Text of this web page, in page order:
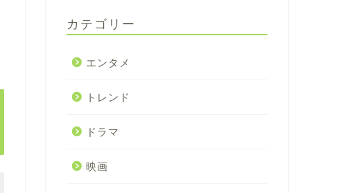
カテゴリー
エンタメ
トレンド
ドラマ
映画